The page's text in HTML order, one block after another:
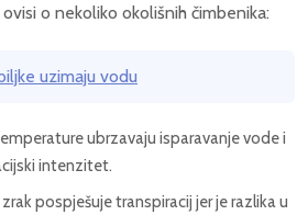
o nekoliko okolišnih čimbenika:
uzimaju vodu
ubrzavaju isparavanje vode i
intenzitet.
pospješuje transpiracij jer je razlika u